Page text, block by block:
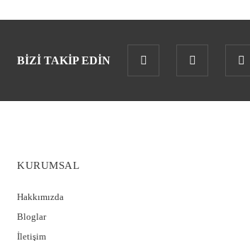
BİZİ TAKİP EDİN
KURUMSAL
Hakkımızda
Bloglar
İletişim